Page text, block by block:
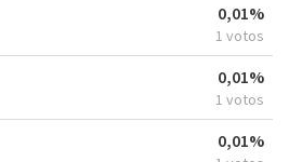
0,01%
1 votos
0,01%
1 votos
0,01%